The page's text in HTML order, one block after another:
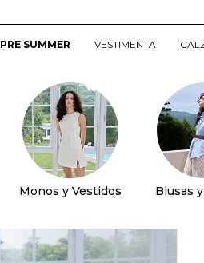
PRE SUMMER VESTIMENTA
Monos y Vestidos Blusas